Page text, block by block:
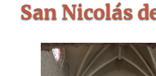
San Nicolás